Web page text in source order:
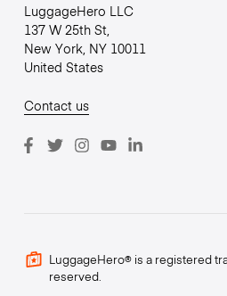
LuggageHero LLC
137 W 25th St,
New York, NY 10011
United States
Contact us
LuggageHero® is a registered
reserved.